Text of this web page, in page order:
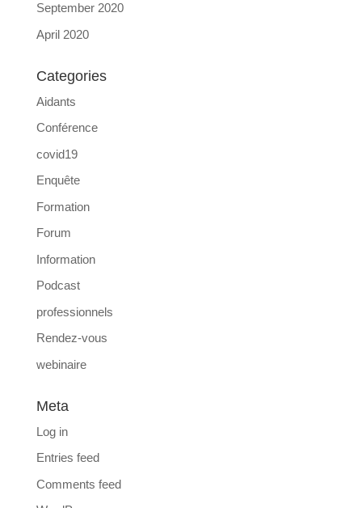
September 2020
April 2020
Categories
Aidants
Conférence
covid19
Enquête
Formation
Forum
Information
Podcast
professionnels
Rendez-vous
webinaire
Meta
Log in
Entries feed
Comments feed